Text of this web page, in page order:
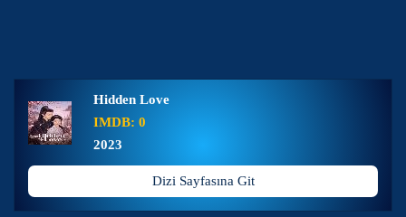
Hidden Love
IMDB: 0
2023
Dizi Sayfasına Git